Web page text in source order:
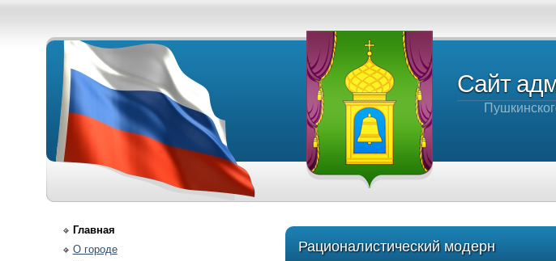
Сайт
Главная
О городе
Рационалистический модерн